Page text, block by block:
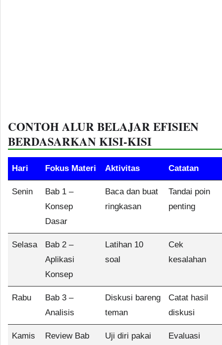
CONTOH ALUR BELAJAR EFISIEN
BERDASARKAN KISI-KISI
Hari Fokus Materi Aktivitas Catatan
Senin
Bab 1 –
Konsep
Dasar
Baca dan buat
ringkasan
Tandai poin
penting
Selasa
Bab 2 –
Aplikasi
Konsep
Latihan 10
soal
Cek
kesalahan
Rabu
Bab 3 –
Analisis
Diskusi bareng
teman
Catat hasil
diskusi
Kamis
Review Bab
Uji diri pakai
Evaluasi